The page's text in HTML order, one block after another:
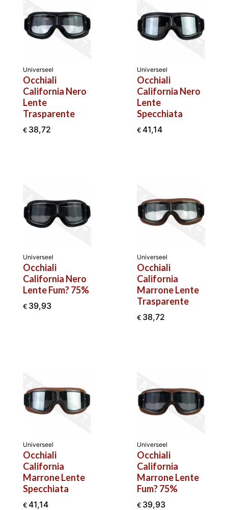
Universeel
Occhiali
California Nero
Lente
Trasparente
€ 38,72
Universeel
Occhiali
California Nero
Lente
Specchiata
€ 41,14
Universeel
Occhiali
California Nero
Lente Fum? 75%
€ 39,93
Universeel
Occhiali
California
Marrone Lente
Trasparente
€ 38,72
Universeel
Occhiali
California
Marrone Lente
Specchiata
€ 41,14
Universeel
Occhiali
California
Marrone Lente
Fum? 75%
€ 39,93